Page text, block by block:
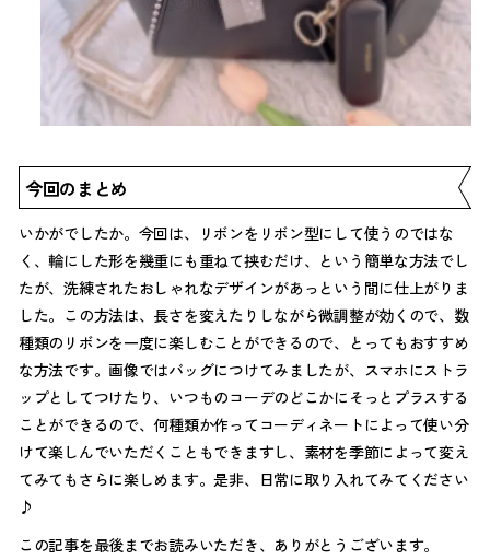
今回のまとめ
いかがでしたか。今回は、リボンをリボン型にして使うのではな
く、輪にした形を幾重にも重ねて挟むだけ、という簡単な方法でし
たが、洗練されたおしゃれなデザインがあっという間に仕上がりま
した。この方法は、長さを変えたりしながら微調整が効くので、数
種類のリボンを一度に楽しむことができるので、とってもおすすめ
な方法です。画像ではバッグにつけてみましたが、スマホにストラ
ップとしてつけたり、いつものコーデのどこかにそっとプラスする
ことができるので、何種類か作ってコーディネートによって使い分
けて楽しんでいただくこともできますし、素材を季節によって変え
てみてもさらに楽しめます。是非、日常に取り入れてみてください
♪
この記事を最後までお読みいただき、ありがとうございます。